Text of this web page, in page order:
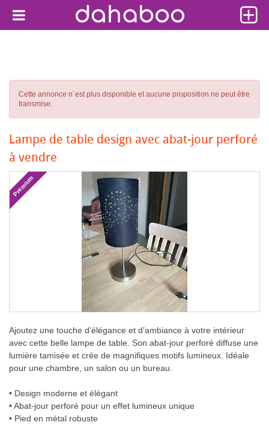
Cette annonce n´est plus disponible et aucune proposition ne peut être
transmise.
Lampe de table design avec abat-jour perforé
à vendre
Premium
Ajoutez une touche d’élégance et d’ambiance à votre intérieur
avec cette belle lampe de table. Son abat-jour perforé diffuse une
lumière tamisée et crée de magnifiques motifs lumineux. Idéale
pour une chambre, un salon ou un bureau.
• Design moderne et élégant
• Abat-jour perforé pour un effet lumineux unique
• Pied en métal robuste